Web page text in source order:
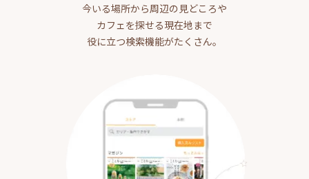
今いる場所から周辺の見どころや
カフェを探せる現在地まで
役に立つ検索機能がたくさん。